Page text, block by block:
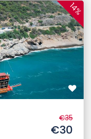
14%
€35
€30